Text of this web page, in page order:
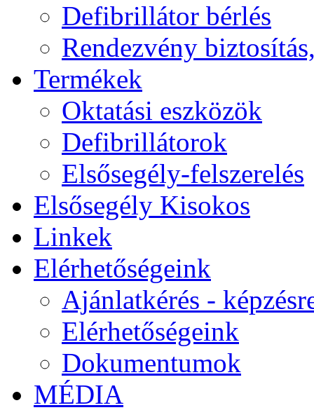
Defibrillátor bérlés
Rendezvény
Termékek
Oktatási eszközök
Defibrillátorok
Elsősegély-felszerelés
Elsősegély Kisokos
Linkek
Elérhetőségeink
Ajánlatkérés -
Elérhetőségeink
Dokumentumok
MÉDIA